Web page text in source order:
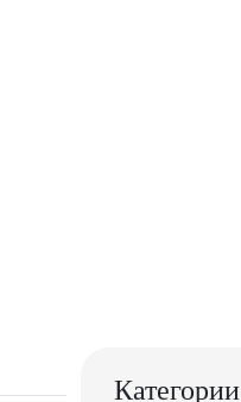
Категории